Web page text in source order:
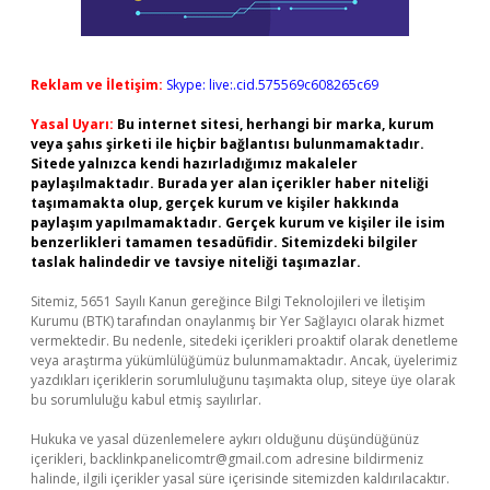
Reklam ve İletişim: Skype: live:.cid.575569c608265c69
Yasal Uyarı: Bu internet sitesi, herhangi bir marka, kurum
veya şahıs şirketi ile hiçbir bağlantısı bulunmamaktadır.
Sitede yalnızca kendi hazırladığımız makaleler
paylaşılmaktadır. Burada yer alan içerikler haber niteliği
taşımamakta olup, gerçek kurum ve kişiler hakkında
paylaşım yapılmamaktadır. Gerçek kurum ve kişiler ile isim
benzerlikleri tamamen tesadüfidir. Sitemizdeki bilgiler
taslak halindedir ve tavsiye niteliği taşımazlar.
Sitemiz, 5651 Sayılı Kanun gereğince Bilgi Teknolojileri ve İletişim
Kurumu (BTK) tarafından onaylanmış bir Yer Sağlayıcı olarak hizmet
vermektedir. Bu nedenle, sitedeki içerikleri proaktif olarak denetleme
veya araştırma yükümlülüğümüz bulunmamaktadır. Ancak, üyelerimiz
yazdıkları içeriklerin sorumluluğunu taşımakta olup, siteye üye olarak
bu sorumluluğu kabul etmiş sayılırlar.
Hukuka ve yasal düzenlemelere aykırı olduğunu düşündüğünüz
içerikleri, backlinkpanelicomtr@gmail.com adresine bildirmeniz
halinde, ilgili içerikler yasal süre içerisinde sitemizden kaldırılacaktır.